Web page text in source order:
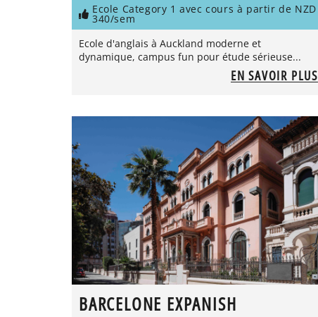
Ecole Category 1 avec cours à partir de NZD
340/sem
Ecole d'anglais à Auckland moderne et
dynamique, campus fun pour étude sérieuse...
EN SAVOIR PLUS
BARCELONE EXPANISH